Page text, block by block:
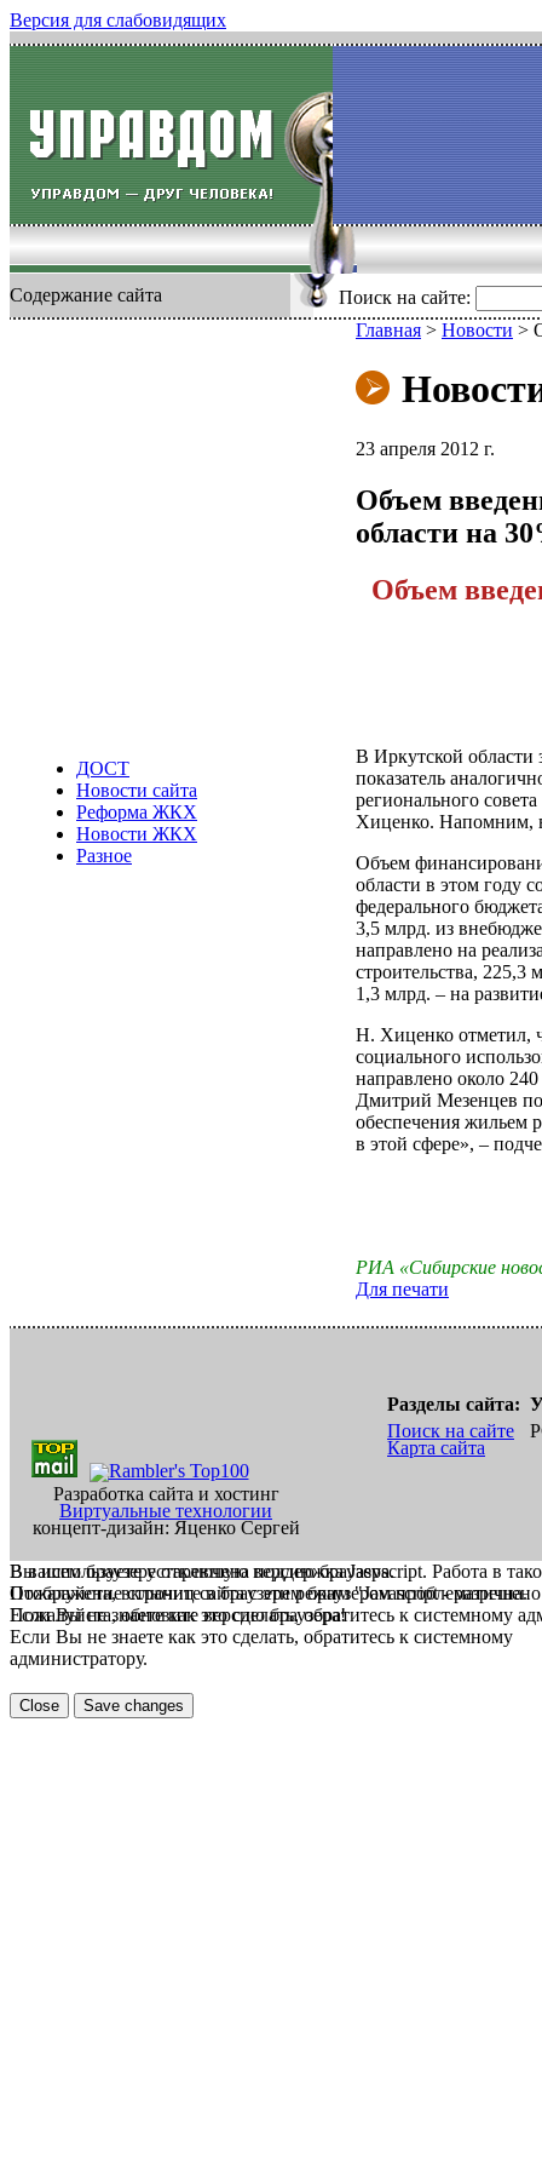
Версия для слабовидящих
Содержание сайта Поиск на сайте:
ДОСТ
Новости сайта
Реформа ЖКХ
Новости ЖКХ
Разное
Главная > Новости >
23 апреля 2012 г.
Объем
области на
Объем
В Иркутской области
показатель
регионального
Хиценко. Напомним,
Объем
области в этом году
федерального
3,5 млрд. из
направлено на
строительства,
1,3 млрд. – на
Н. Хиценко отметил,
социального
направлено около
Дмитрий Мезенцев
обеспечения жильем
в этой сфере», –
РИА «Сибирские
Для печати
Разработка сайта и хостинг
Виртуальные технологии
концепт-дизайн: Яценко Сергей
Разделы сайта:
Поиск на сайте
Карта сайта
В вашем браузере отключена поддержка Jasvscript. Работа в
Пожалуйста, включите в браузере режим "Javascript -
Если Вы не знаете как это сделать, обратитесь к системному
Вы используете устаревшую версию браузера.
Отображение страниц сайта с этим браузером проблематична.
Пожалуйста, обновите версию браузера!
Если Вы не знаете как это сделать, обратитесь к системному
администратору.
Close Save changes